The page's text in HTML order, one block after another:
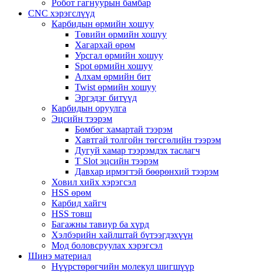
Робот гагнуурын бамбар
CNC хэрэгслүүд
Карбидын өрмийн хошуу
Төвийн өрмийн хошуу
Хагархай өрөм
Урсгал өрмийн хошуу
Spot өрмийн хошуу
Алхам өрмийн бит
Twist өрмийн хошуу
Эргэдэг битүүд
Карбидын оруулга
Эцсийн тээрэм
Бөмбөг хамартай тээрэм
Хавтгай толгойн төгсгөлийн тээрэм
Дугуй хамар тээрэмдэх таслагч
T Slot эцсийн тээрэм
Давхар ирмэгтэй бөөрөнхий тээрэм
Ховил хийх хэрэгсэл
HSS өрөм
Карбид хайгч
HSS товш
Багажны тавиур ба хүрд
Хэлбэрийн хайлштай бүтээгдэхүүн
Мод боловсруулах хэрэгсэл
Шинэ материал
Нүүрстөрөгчийн молекул шигшүүр